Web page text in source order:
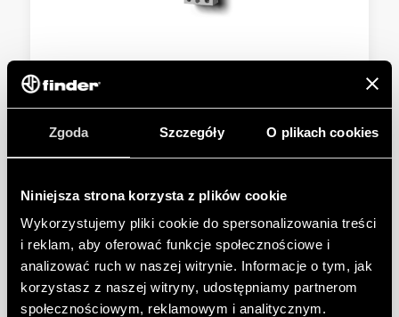
Zgoda Szczegóły O plikach cookies
Niniejsza strona korzysta z plików cookie
Wykorzystujemy pliki cookie do spersonalizowania treści
i reklam, aby oferować funkcje społecznościowe i
analizować ruch w naszej witrynie. Informacje o tym, jak
korzystasz z naszej witryny, udostępniamy partnerom
społecznościowym, reklamowym i analitycznym.
TYP 77.B1 - PRZEKAŹNIK
PÓŁPRZEWODNIKOWY “KRĄŻEK HOKEJOWY”
Załączanie w zerze
Wyjście: 40 A
SZCZEGÓŁY